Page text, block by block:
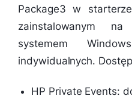
Package3 w
zainstalowanym
systemem
indywidualnych.
HP Private Events: